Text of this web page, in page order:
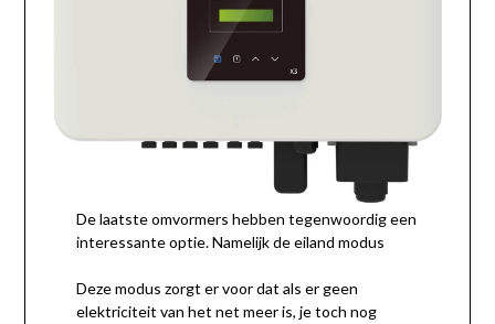
De laatste omvormers hebben tegenwoordig een
interessante optie. Namelijk de eiland modus
Deze modus zorgt er voor dat als er geen
elektriciteit van het net meer is, je toch nog